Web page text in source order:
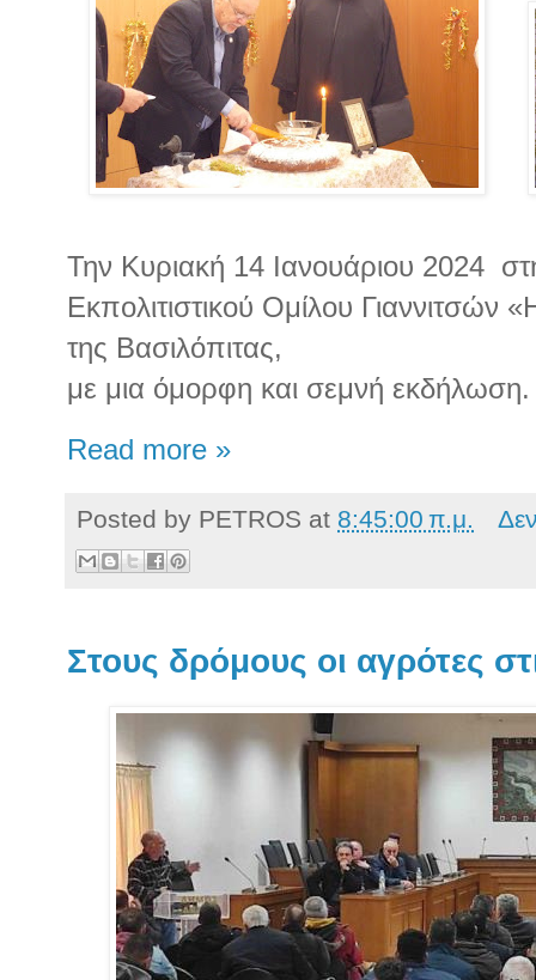
Την Κυριακή 14 Ιανουάριου 2024
Εκπολιτιστικού Ομίλου
της Βασιλόπιτας,
με μια όμορφη και σεμνή εκδήλωση.
Read more »
Posted by PETROS at 8:45:00 π.μ.
Στους δρόμους οι αγρότες